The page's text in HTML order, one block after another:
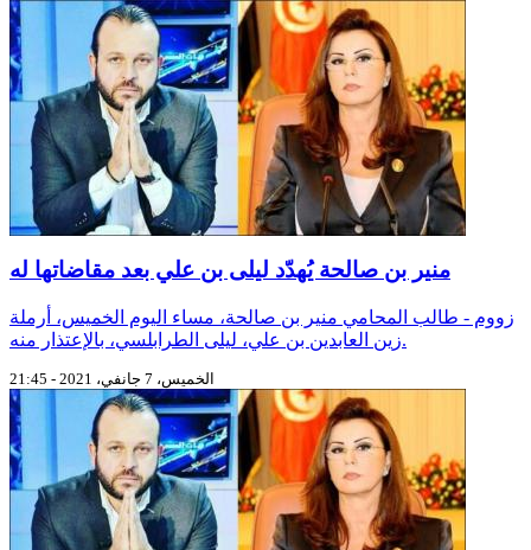
منير بن صالحة يُهدّد ليلى بن علي بعد مقاضاتها له
زووم - طالب المحامي منير بن صالحة، مساء اليوم الخميس، أرملة
زين العابدين بن علي، ليلى الطرابلسي، بالإعتذار منه.
الخميس، 7 جانفي، 2021 - 21:45